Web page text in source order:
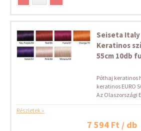
Seiseta Italy
Keratinos
55cm 10db
Póthaj keratinos
keratinos EURO
Az Olaszországi
Részletek »
7 594 Ft / db